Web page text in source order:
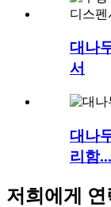
대나
서
대나
리함...
저희에게